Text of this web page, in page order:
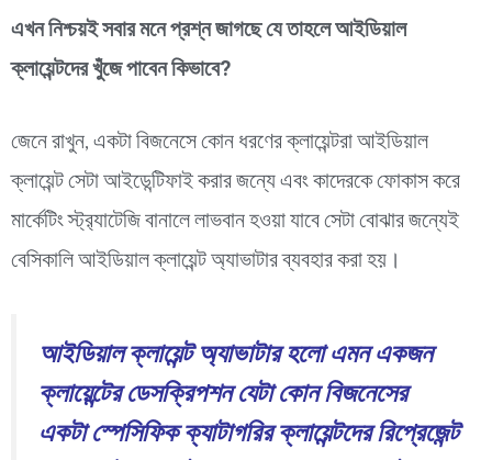
এখন নিশ্চয়ই সবার মনে প্রশ্ন জাগছে যে তাহলে আইডিয়াল
ক্লায়েন্টদের খুঁজে পাবেন কিভাবে?
জেনে রাখুন, একটা বিজনেসে কোন ধরণের ক্লায়েন্টরা আইডিয়াল
ক্লায়েন্ট সেটা আইডেন্টিফাই করার জন্যে এবং কাদেরকে ফোকাস করে
মার্কেটিং স্ট্র‍্যাটেজি বানালে লাভবান হওয়া যাবে সেটা বোঝার জন্যেই
বেসিকালি আইডিয়াল ক্লায়েন্ট অ্যাভাটার ব্যবহার করা হয়।
আইডিয়াল ক্লায়েন্ট অ্যাভাটার হলো এমন একজন
ক্লায়েন্টের ডেসক্রিপশন যেটা কোন বিজনেসের
একটা স্পেসিফিক ক্যাটাগরির ক্লায়েন্টদের রিপ্রেজেন্ট